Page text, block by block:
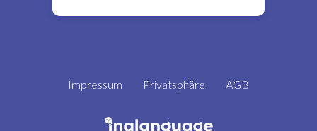
Impressum Privatsphäre AGB